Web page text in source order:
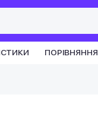
ПОРІВНЯННЯ